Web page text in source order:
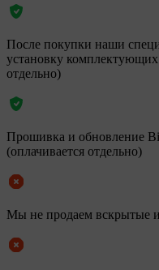
После покупки наши
установку
отдельно)
Прошивка и обновление
(оплачивается отдельно)
Мы не продаем вскрытые